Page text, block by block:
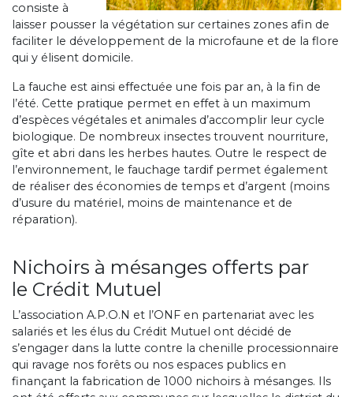
consiste à
laisser pousser la végétation sur certaines zones afin de
faciliter le développement de la microfaune et de la flore
qui y élisent domicile.
La fauche est ainsi effectuée une fois par an, à la fin de
l’été. Cette pratique permet en effet à un maximum
d’espèces végétales et animales d’accomplir leur cycle
biologique. De nombreux insectes trouvent nourriture,
gîte et abri dans les herbes hautes. Outre le respect de
l’environnement, le fauchage tardif permet également
de réaliser des économies de temps et d’argent (moins
d’usure du matériel, moins de maintenance et de
réparation).
Nichoirs à mésanges offerts par
le Crédit Mutuel
L’association A.P.O.N et l’ONF en partenariat avec les
salariés et les élus du Crédit Mutuel ont décidé de
s’engager dans la lutte contre la chenille processionnaire
qui ravage nos forêts ou nos espaces publics en
finançant la fabrication de 1000 nichoirs à mésanges. Ils